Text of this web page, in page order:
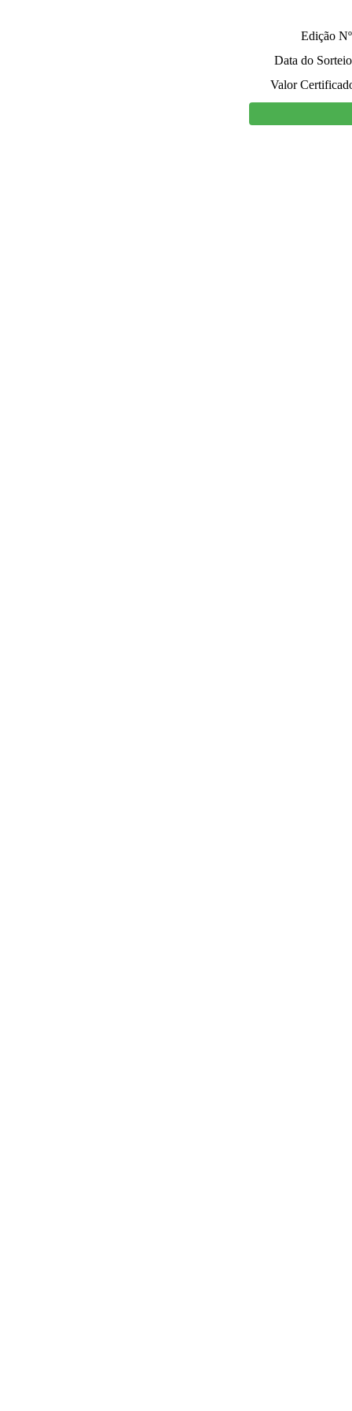
Edição
Data do
Valor